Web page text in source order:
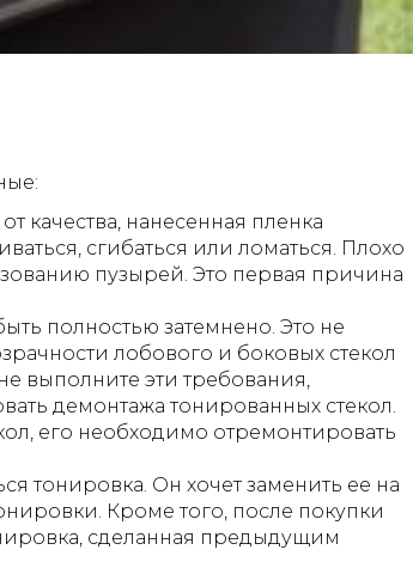
качества, нанесенная пленка
сгибаться или ломаться. Плохо
пузырей. Это первая причина
полностью затемнено. Это не
лобового и боковых стекол
выполните эти требования,
демонтажа тонированных стекол.
его необходимо отремонтировать
тонировка. Он хочет заменить ее на
Кроме того, после покупки
сделанная предыдущим